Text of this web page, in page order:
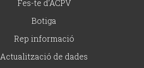
Fes-te d’ACPV
Botiga
Rep informació
Actualització de dades